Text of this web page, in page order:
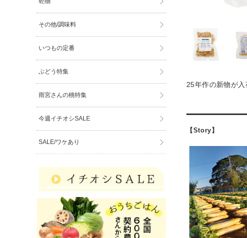
25年作の新物が入
【Story】
その他/調味料
いつもの定番
ぶどう特集
雨宮さんの桃特集
今週イチオシSALE
SALE/ワケあり